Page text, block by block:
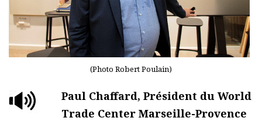
(Photo Robert Poulain)
Paul Chaffard, Président du World
Trade Center Marseille-Provence